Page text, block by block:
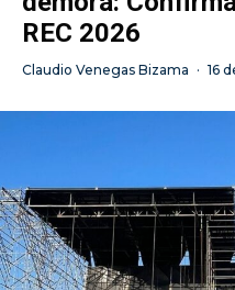
REC 2026
Claudio Venegas Bizama · 16